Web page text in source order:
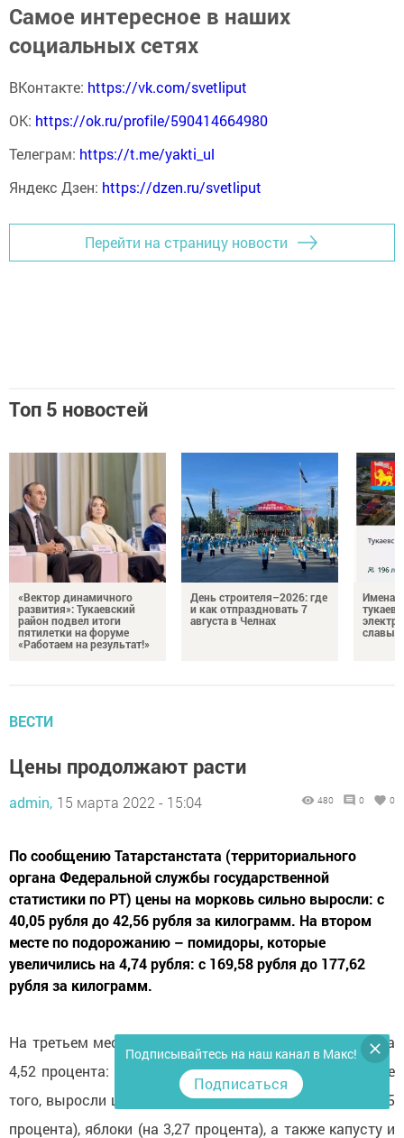
Самое интересное в наших
социальных сетях
ВКонтакте: https://vk.com/svetliput
ОК: https://ok.ru/profile/590414664980
Телеграм: https://t.me/yakti_ul
Яндекс Дзен: https://dzen.ru/svetliput
Перейти на страницу новости
Топ 5 новостей
«Вектор динамичного
развития»: Тукаевский
район подвел итоги
пятилетки на форуме
«Работаем на результат!»
День строителя–2026: где
и как отпраздновать 7
августа в Челнах
Имена
славы
ВЕСТИ
Цены продолжают расти
admin, 15 марта 2022 - 15:04 480 0 0
По сообщению Татарстанстата (территориального
органа Федеральной службы государственной
статистики по РТ) цены на морковь сильно выросли: с
40,05 рубля до 42,56 рубля за килограмм. На втором
месте по подорожанию – помидоры, которые
увеличились на 4,74 рубля: с 169,58 рубля до 177,62
рубля за килограмм.
На третьем месте – бананы, цена которых выросла на
4,52 процента: с 88,98 рубля до 93 рублей за кг. Кроме
того, выросли цены на сахар и сахарный песок (на 3,15
процента), яблоки (на 3,27 процента), а также капусту и
Подписывайтесь на наш канал в Макс!
Подписаться